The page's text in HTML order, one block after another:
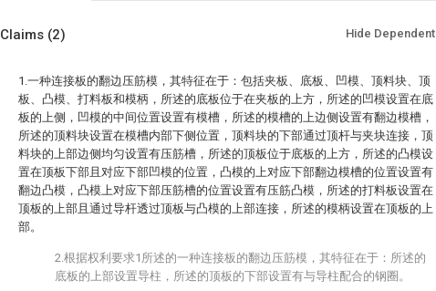
Claims (2) Hide Dependent
1.一种连接板的翻边压筋模，其特征在于：包括夹板、底板、凹模、顶料块、顶
板、凸模、打料板和模柄，所述的底板位于在夹板的上方，所述的凹模设置在底
板的上侧，凹模的中间位置设置有模槽，所述的模槽的上边侧设置有翻边模槽，
所述的顶料块设置在模槽内部下侧位置，顶料块的下部通过顶杆与夹块连接，顶
料块的上部边侧均匀设置有压筋槽，所述的顶板位于底板的上方，所述的凸模设
置在顶板下部且对应下部凹模的位置，凸模的上对应下部翻边模槽的位置设置有
翻边凸模，凸模上对应下部压筋槽的位置设置有压筋凸模，所述的打料板设置在
顶板的上部且通过导杆透过顶板与凸模的上部连接，所述的模柄设置在顶板的上
部。
2.根据权利要求1所述的一种连接板的翻边压筋模，其特征在于：所述的
底板的上部设置导柱，所述的顶板的下部设置有与导柱配合的钢圈。